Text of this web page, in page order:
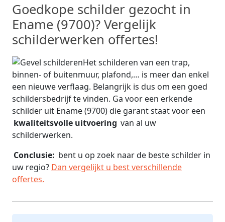
Goedkope schilder gezocht in
Ename (9700)? Vergelijk
schilderwerken offertes!
Het schilderen van een trap,
binnen- of buitenmuur, plafond,… is meer dan enkel
een nieuwe verflaag. Belangrijk is dus om een goed
schildersbedrijf te vinden. Ga voor een erkende
schilder uit Ename (9700) die garant staat voor een
kwaliteitsvolle uitvoering van al uw
schilderwerken.
Conclusie: bent u op zoek naar de beste schilder in
uw regio? Dan vergelijkt u best verschillende
offertes.